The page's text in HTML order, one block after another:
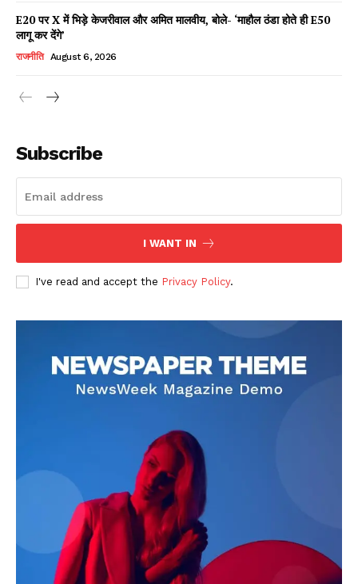
Read Latest News on AIN
DOWNLOAD NOW
AIN NEWS 1
Contact Us
About Us
Privacy Policy
Terms of Use Agreement
E20 पर X में भिड़े केजरीवाल और अमित मालवीय, बोले- ‘माहौल ठंडा होते ही E50
लागू कर देंगे’
राजनीति August 6, 2026
Subscribe
I WANT IN
I've read and accept the Privacy Policy.